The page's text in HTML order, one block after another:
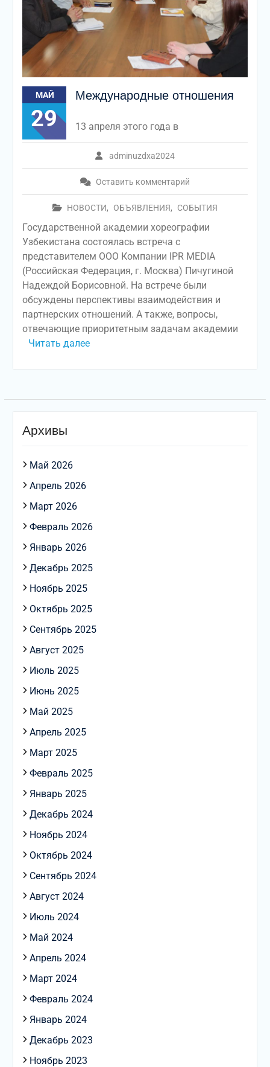
МАЙ
29
Международные отношения
adminuzdxa2024
Оставить комментарий
НОВОСТИ, ОБЪЯВЛЕНИЯ, СОБЫТИЯ
13 апреля этого года в
Государственной академии хореографии
Узбекистана состоялась встреча с
представителем ООО Компании IPR MEDIA
(Российская Федерация, г. Москва) Пичугиной
Надеждой Борисовной. На встрече были
обсуждены перспективы взаимодействия и
партнерских отношений. А также, вопросы,
отвечающие приоритетным задачам академии
Читать далее
Архивы
Май 2026
Апрель 2026
Март 2026
Февраль 2026
Январь 2026
Декабрь 2025
Ноябрь 2025
Октябрь 2025
Сентябрь 2025
Август 2025
Июль 2025
Июнь 2025
Май 2025
Апрель 2025
Март 2025
Февраль 2025
Январь 2025
Декабрь 2024
Ноябрь 2024
Октябрь 2024
Сентябрь 2024
Август 2024
Июль 2024
Май 2024
Апрель 2024
Март 2024
Февраль 2024
Январь 2024
Декабрь 2023
Ноябрь 2023